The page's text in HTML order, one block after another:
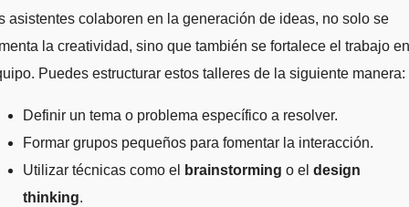
asistentes colaboren en la generación de ideas, no solo se
la creatividad, sino que también se fortalece el trabajo en
Puedes estructurar estos talleres de la siguiente manera:
Definir un tema o problema específico a resolver.
Formar grupos pequeños para fomentar la interacción.
Utilizar técnicas como el
brainstorming o el design
thinking.